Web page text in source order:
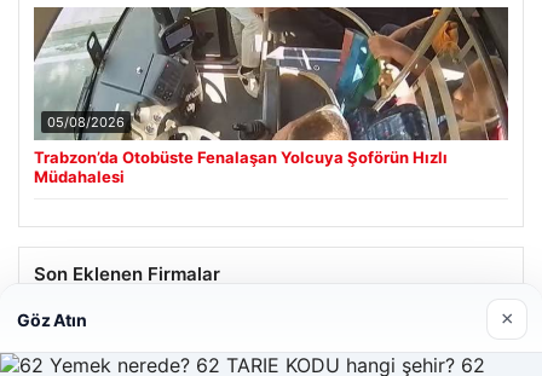
05/08/2026
Trabzon’da Otobüste Fenalaşan Yolcuya Şoförün Hızlı
Müdahalesi
Son Eklenen Firmalar
Göz Atın ×